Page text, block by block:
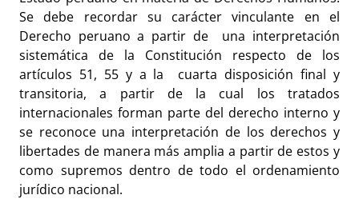
Se debe recordar su carácter vinculante en el
Derecho peruano a partir de una interpretación
sistemática de la Constitución respecto de los
artículos 51, 55 y a la cuarta disposición final y
transitoria, a partir de la cual los tratados
internacionales forman parte del derecho interno y
se reconoce una interpretación de los derechos y
libertades de manera más amplia a partir de estos y
como supremos dentro de todo el ordenamiento
jurídico nacional.